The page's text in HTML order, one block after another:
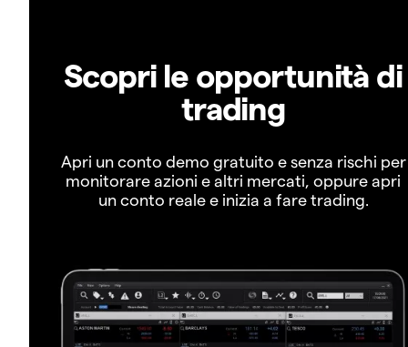
Scopri le opportunità di
trading
Apri un conto demo gratuito e senza rischi per
monitorare azioni e altri mercati, oppure apri
un conto reale e inizia a fare trading.